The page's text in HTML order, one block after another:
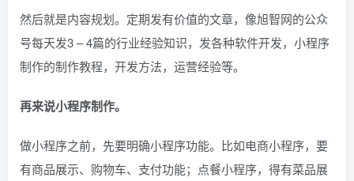
然后就是内容规划。定期发有价值的文章，像旭智网的公众
号每天发3 – 4篇的行业经验知识，发各种软件开发，小程序
制作的制作教程，开发方法，运营经验等。
再来说小程序制作。
做小程序之前，先要明确小程序功能。比如电商小程序，要
有商品展示、购物车、支付功能；点餐小程序，得有菜品展